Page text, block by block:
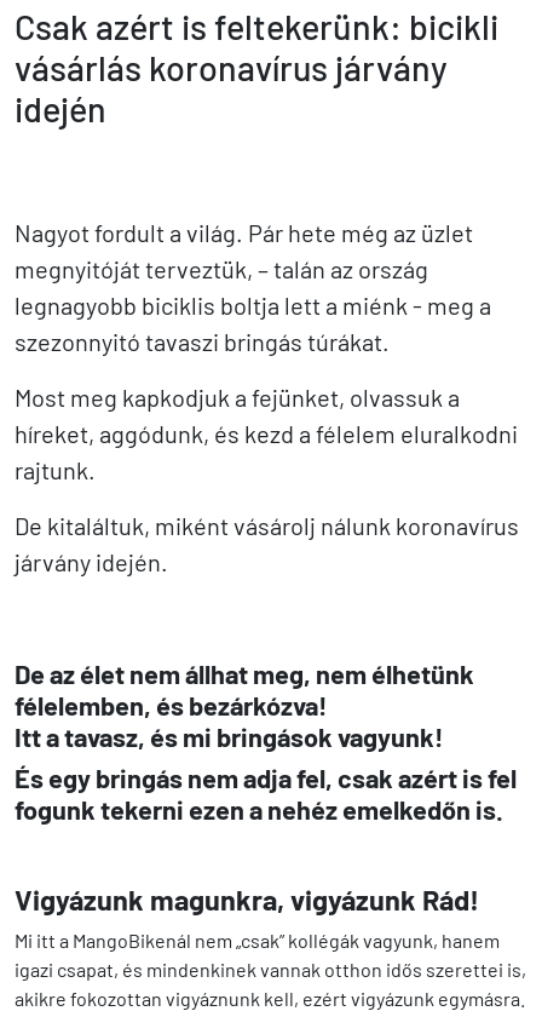
Csak azért is feltekerünk: bicikli
vásárlás koronavírus járvány
idején
Nagyot fordult a világ. Pár hete még az üzlet
megnyitóját terveztük, – talán az ország
legnagyobb biciklis boltja lett a miénk - meg a
szezonnyitó tavaszi bringás túrákat.
Most meg kapkodjuk a fejünket, olvassuk a
híreket, aggódunk, és kezd a félelem eluralkodni
rajtunk.
De kitaláltuk, miként vásárolj nálunk koronavírus
járvány idején.
De az élet nem állhat meg, nem élhetünk
félelemben, és bezárkózva!
Itt a tavasz, és mi bringások vagyunk!
És egy bringás nem adja fel, csak azért is fel
fogunk tekerni ezen a nehéz emelkedőn is.
Vigyázunk magunkra, vigyázunk Rád!
Mi itt a MangoBikenál nem „csak” kollégák vagyunk, hanem
igazi csapat, és mindenkinek vannak otthon idős szerettei is,
akikre fokozottan vigyáznunk kell, ezért vigyázunk egymásra.